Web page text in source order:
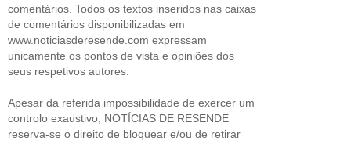
comentários. Todos os textos inseridos nas caixas
de comentários disponibilizadas em
www.noticiasderesende.com expressam
unicamente os pontos de vista e opiniões dos
seus respetivos autores.
Apesar da referida impossibilidade de exercer um
controlo exaustivo, NOTÍCIAS DE RESENDE
reserva-se o direito de bloquear e/ou de retirar